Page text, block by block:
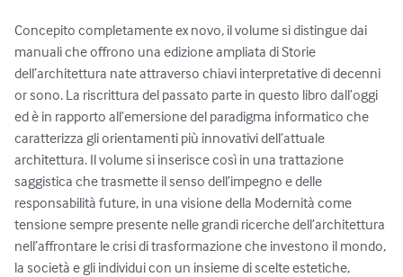
Concepito completamente ex novo, il volume si distingue dai
manuali che offrono una edizione ampliata di Storie
dell’architettura nate attraverso chiavi interpretative di decenni
or sono. La riscrittura del passato parte in questo libro dall’oggi
ed è in rapporto all’emersione del paradigma informatico che
caratterizza gli orientamenti più innovativi dell’attuale
architettura. Il volume si inserisce così in una trattazione
saggistica che trasmette il senso dell’impegno e delle
responsabilità future, in una visione della Modernità come
tensione sempre presente nelle grandi ricerche dell’architettura
nell’affrontare le crisi di trasformazione che investono il mondo,
la società e gli individui con un insieme di scelte estetiche,